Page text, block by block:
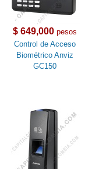
$ 649,000pesos
Control de Acceso
Biométrico Anviz
GC150